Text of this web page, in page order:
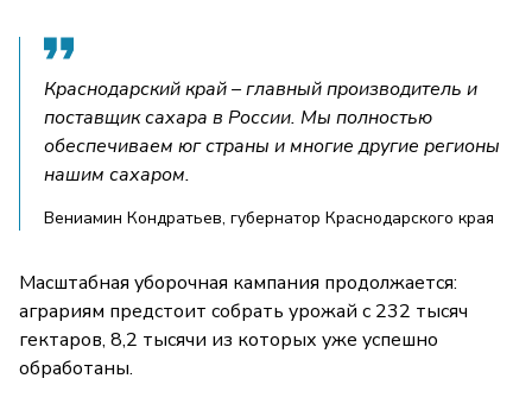
Краснодарский край – главный производитель и
поставщик сахара в России. Мы полностью
обеспечиваем юг страны и многие другие регионы
нашим сахаром.
Вениамин Кондратьев, губернатор Краснодарского края
Масштабная уборочная кампания продолжается:
аграриям предстоит собрать урожай с 232 тысяч
гектаров, 8,2 тысячи из которых уже успешно
обработаны.